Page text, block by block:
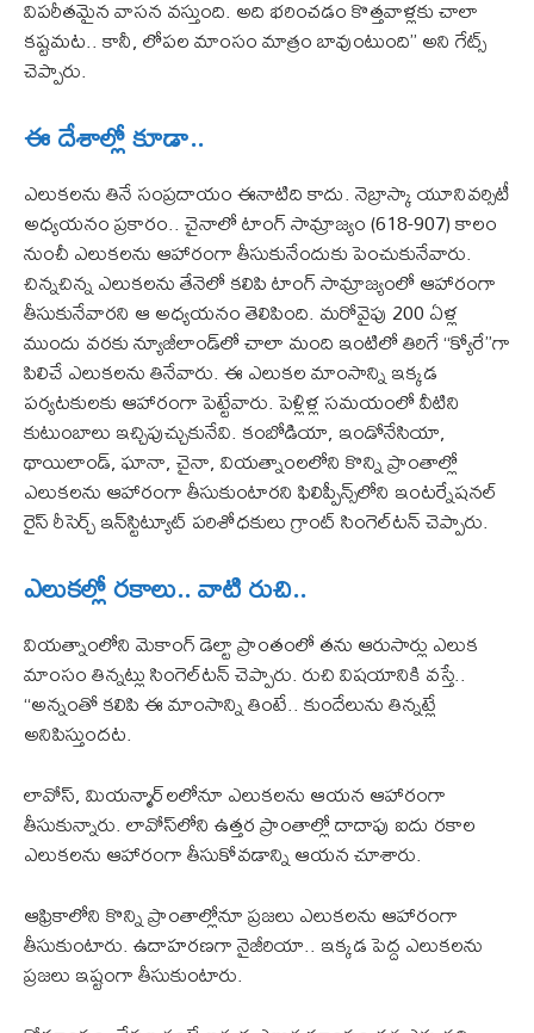
విపరీతమైన వాసన వస్తుంది. అది భరించడం కొత్తవాళ్లకు చాలా
కష్టమట.. కానీ, లోపల మాంసం మాత్రం బావుంటుంది’’ అని గేట్స్
చెప్పారు.
ఈ దేశాల్లో కూడా..
ఎలుకలను తినే సంప్రదాయం ఈనాటిది కాదు. నెబ్రాస్కా యూనివర్సిటీ
అధ్యయనం ప్రకారం.. చైనాలో టాంగ్ సామ్రాజ్యం (618-907) కాలం
నుంచీ ఎలుకలను ఆహారంగా తీసుకునేందుకు పెంచుకునేవారు.
చిన్నచిన్న ఎలుకలను తేనెలో కలిపి టాంగ్ సామ్రాజ్యంలో ఆహారంగా
తీసుకునేవారని ఆ అధ్యయనం తెలిపింది. మరోవైపు 200 ఏళ్ల
ముందు వరకు న్యూజీలాండ్‌లో చాలా మంది ఇంటిలో తిరిగే ‘‘క్యోరే’’గా
పిలిచే ఎలుకలను తినేవారు. ఈ ఎలుకల మాంసాన్ని ఇక్కడ
పర్యటకులకు ఆహారంగా పెట్టేవారు. పెళ్లిళ్ల సమయంలో వీటిని
కుటుంబాలు ఇచ్చిపుచ్చుకునేవి. కంబోడియా, ఇండోనేసియా,
థాయిలాండ్, ఘానా, చైనా, వియత్నాంలలోని కొన్ని ప్రాంతాల్లో
ఎలుకలను ఆహారంగా తీసుకుంటారని ఫిలిప్పీన్స్‌లోని ఇంటర్నేషనల్
రైస్ రీసెర్చ్ ఇన్‌స్టిట్యూట్ పరిశోధకులు గ్రాంట్ సింగెల్‌టన్ చెప్పారు.
ఎలుకల్లో రకాలు.. వాటి రుచి..
వియత్నాంలోని మెకాంగ్ డెల్టా ప్రాంతంలో తను ఆరుసార్లు ఎలుక
మాంసం తిన్నట్లు సింగెల్‌టన్ చెప్పారు. రుచి విషయానికి వస్తే..
‘‘అన్నంతో కలిపి ఈ మాంసాన్ని తింటే.. కుందేలును తిన్నట్లే
అనిపిస్తుందట.
లావోస్‌, మియన్మార్‌లలోనూ ఎలుకలను ఆయన ఆహారంగా
తీసుకున్నారు. లావోస్‌లోని ఉత్తర ప్రాంతాల్లో దాదాపు ఐదు రకాల
ఎలుకలను ఆహారంగా తీసుకోవడాన్ని ఆయన చూశారు.
ఆఫ్రికాలోని కొన్ని ప్రాంతాల్లోనూ ప్రజలు ఎలుకలను ఆహారంగా
తీసుకుంటారు. ఉదాహరణగా నైజీరియా.. ఇక్కడ పెద్ద ఎలుకలను
ప్రజలు ఇష్టంగా తీసుకుంటారు.